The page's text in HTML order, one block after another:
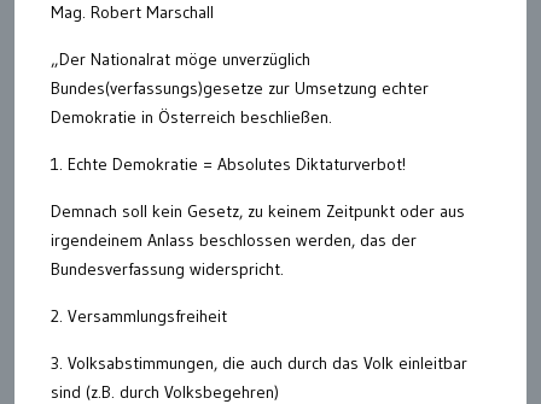
Mag. Robert Marschall
„Der Nationalrat möge unverzüglich
Bundes(verfassungs)gesetze zur Umsetzung echter
Demokratie in Österreich beschließen.
1. Echte Demokratie = Absolutes Diktaturverbot!
Demnach soll kein Gesetz, zu keinem Zeitpunkt oder aus
irgendeinem Anlass beschlossen werden, das der
Bundesverfassung widerspricht.
2. Versammlungsfreiheit
3. Volksabstimmungen, die auch durch das Volk einleitbar
sind (z.B. durch Volksbegehren)